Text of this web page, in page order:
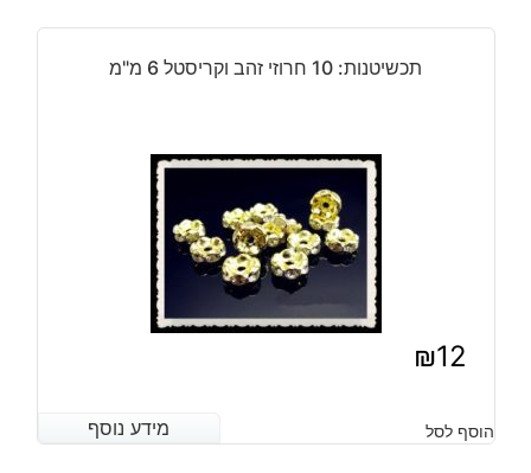
תכשיטנות: 10 חרוזי זהב וקריסטל 6 מ"מ
₪12
מידע נוסף הוסף לסל מידע נוסף